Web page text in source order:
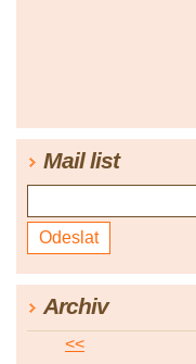
Mail list
Archiv
<<